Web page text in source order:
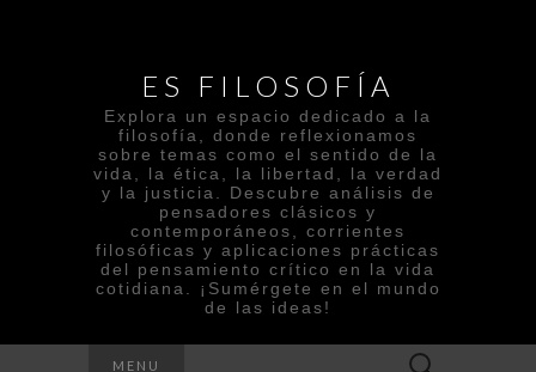
ES FILOSOFÍA
Explora un espacio dedicado a la
filosofía, donde reflexionamos
sobre temas como el sentido de la
vida, la ética, la libertad, la verdad
y la justicia. Descubre análisis de
pensadores clásicos y
contemporáneos, corrientes
filosóficas y aplicaciones prácticas
del pensamiento crítico en la vida
cotidiana. ¡Sumérgete en el mundo
de las ideas!
MENU
Search